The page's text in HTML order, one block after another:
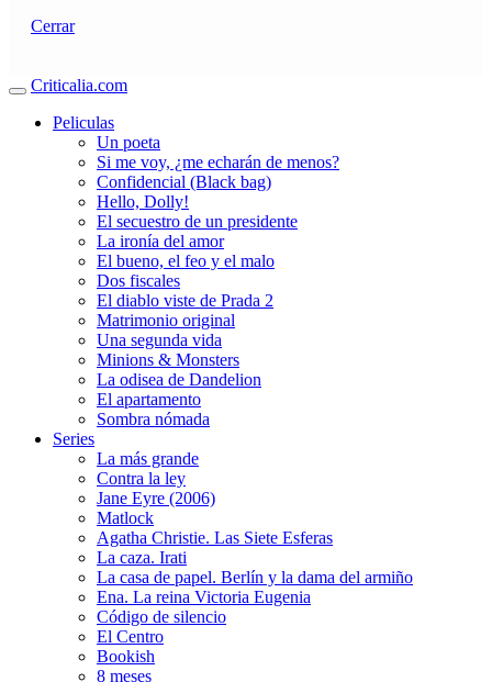
Cerrar
Criticalia.com
Peliculas
Un poeta
Si me voy, ¿me echarán de menos?
Confidencial (Black bag)
Hello, Dolly!
El secuestro de un presidente
La ironía del amor
El bueno, el feo y el malo
Dos fiscales
El diablo viste de Prada 2
Matrimonio original
Una segunda vida
Minions & Monsters
La odisea de Dandelion
El apartamento
Sombra nómada
Series
La más grande
Contra la ley
Jane Eyre (2006)
Matlock
Agatha Christie. Las Siete Esferas
La caza. Irati
La casa de papel. Berlín y la dama del armiño
Ena. La reina Victoria Eugenia
Código de silencio
El Centro
Bookish
8 meses